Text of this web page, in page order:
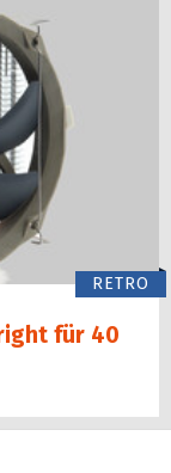
RETRO
für 40